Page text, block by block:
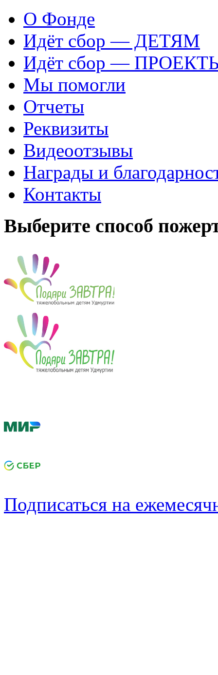
О Фонде
Идёт сбор — ДЕТЯМ
Идёт сбор —
Мы помогли
Отчеты
Реквизиты
Видеоотзывы
Награды и
Контакты
Выберите способ
Подписаться на